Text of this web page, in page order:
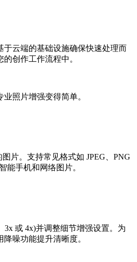
于云端的基础设施确保快速处理而
创作工作流程中。
照片增强变得简单。
片。支持常见格式如 JPEG、PNG
手机和网络图片。
3x 或 4x)并调整细节增强设置。为
噪功能提升清晰度。